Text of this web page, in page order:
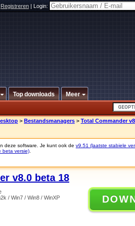
Registreren|Login:
Top downloads Meer
> Bestandsmanagers > Total Commander
deze software. Je kunt ook de v9.51 (laatste stabiele
beta versie)
v8.0 beta 18
/ Win7 / Win8 / WinXP